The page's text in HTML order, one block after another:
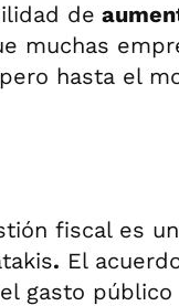
de
muchas
hasta el
fiscal es
. El
gasto